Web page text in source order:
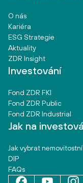
O nás
Kariéra
ESG Strategie
Aktuality
ZDR Insight
Investování
Fond ZDR FKI
Fond ZDR Public
Fond ZDR Industrial
Jak na
Jak vybrat
DIP
FAQs